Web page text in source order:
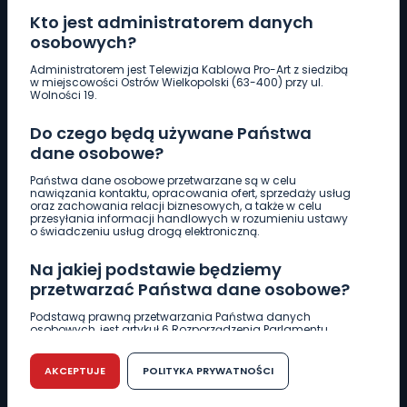
Kto jest administratorem danych
osobowych?
Administratorem jest Telewizja Kablowa Pro-Art z siedzibą
w miejscowości Ostrów Wielkopolski (63-400) przy ul.
Wolności 19.
Do czego będą używane Państwa
dane osobowe?
Państwa dane osobowe przetwarzane są w celu
nawiązania kontaktu, opracowania ofert, sprzedaży usług
oraz zachowania relacji biznesowych, a także w celu
przesyłania informacji handlowych w rozumieniu ustawy
o świadczeniu usług drogą elektroniczną.
Na jakiej podstawie będziemy
przetwarzać Państwa dane osobowe?
Podstawą prawną przetwarzania Państwa danych
osobowych, jest artykuł 6 Rozporządzenia Parlamentu
r. w sprawie ochrony osób fizycznych w związku z
przetwarzaniem danych osobowych w sprawie
swobodnego przepływu takich danych oraz uchylenia
dyrektywy 95/46/WE (RODO).
AKCEPTUJE POLITYKA PRYWATNOŚCI
Pobierz logotyp
661 997 997
REDAKCJA
62 735 22 22redakcja@wlkp24.info
DZIAŁ REKLAMY
62 735 01 85 reklama@wlkp24.info
WIADOMOŚCI
CIEKAWOSTKI